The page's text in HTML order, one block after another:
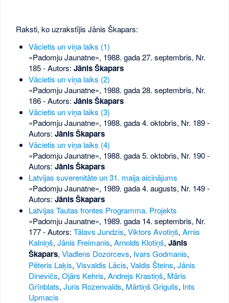
Raksti, ko uzrakstījis Jānis Škapars:
Vācietis un viņa laiks (1)
«Padomju Jaunatne», 1988. gada 27. septembris, Nr.
185- Autors: Jānis Škapars
Vācietis un viņa laiks (2)
«Padomju Jaunatne», 1988. gada 28. septembris, Nr.
186- Autors: Jānis Škapars
Vācietis un viņa laiks (3)
«Padomju Jaunatne», 1988. gada 4. oktobris, Nr. 189-
Autors: Jānis Škapars
Vācietis un viņa laiks (4)
«Padomju Jaunatne», 1988. gada 5. oktobris, Nr. 190-
Autors: Jānis Škapars
Latvijas suverenitāte un 31. maija aicinājums
«Padomju Jaunatne», 1989. gada 4. augusts, Nr. 149-
Autors: Jānis Škapars
Latvijas Tautas frontes Programma. Projekts
«Padomju Jaunatne», 1989. gada 14. septembris, Nr.
177- Autors: Tālavs Jundzis, Viktors Avotiņš, Arnis
Kalniņš, Jānis Freimanis, Arnolds Klotiņš, Jānis
Škapars, Vladlens Dozorcevs, Ivars Godmanis,
Pēteris Laķis, Visvaldis Lācis, Valdis Šteins, Jānis
Dinevičs, Ojārs Kehris, Andrejs Krastiņš, Māris
Grīnblats, Juris Rozenvalds, Mārtiņš Grigulis, Ints
Upmacis